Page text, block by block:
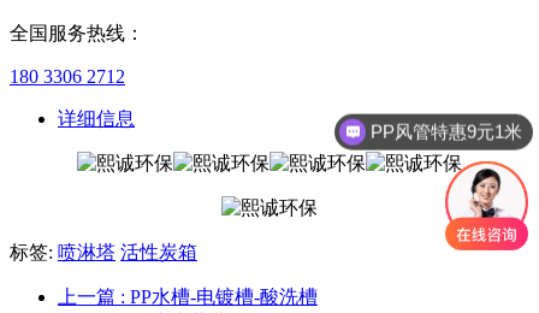
全国服务热线：
180 3306 2712
详细信息
标签: 喷淋塔 活性炭箱
上一篇 : PP水槽-电镀槽-酸洗槽
PP风管特惠9元1米